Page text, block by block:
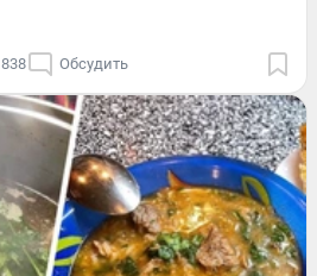
838 Обсудить